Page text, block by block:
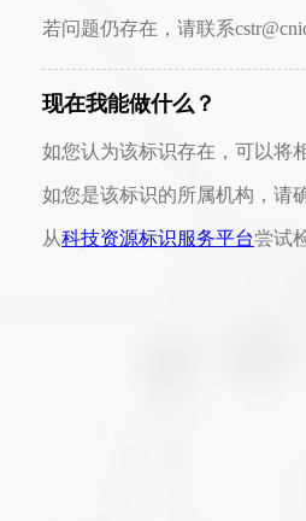
若问题仍存在，请联系
现在我能做什么？
如您认为该标识存在，可以将
如您是该标识的所属机构，请
从科技资源标识服务平台尝试